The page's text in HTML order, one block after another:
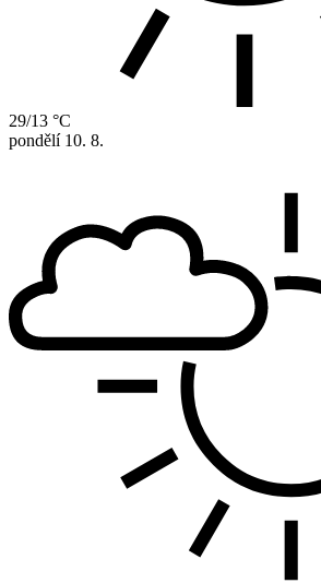
29/13 °C
pondělí 10. 8.